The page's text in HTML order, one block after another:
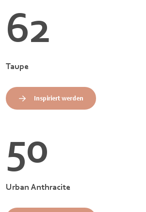
62
Taupe
Inspiriert werden
50
Urban Anthracite